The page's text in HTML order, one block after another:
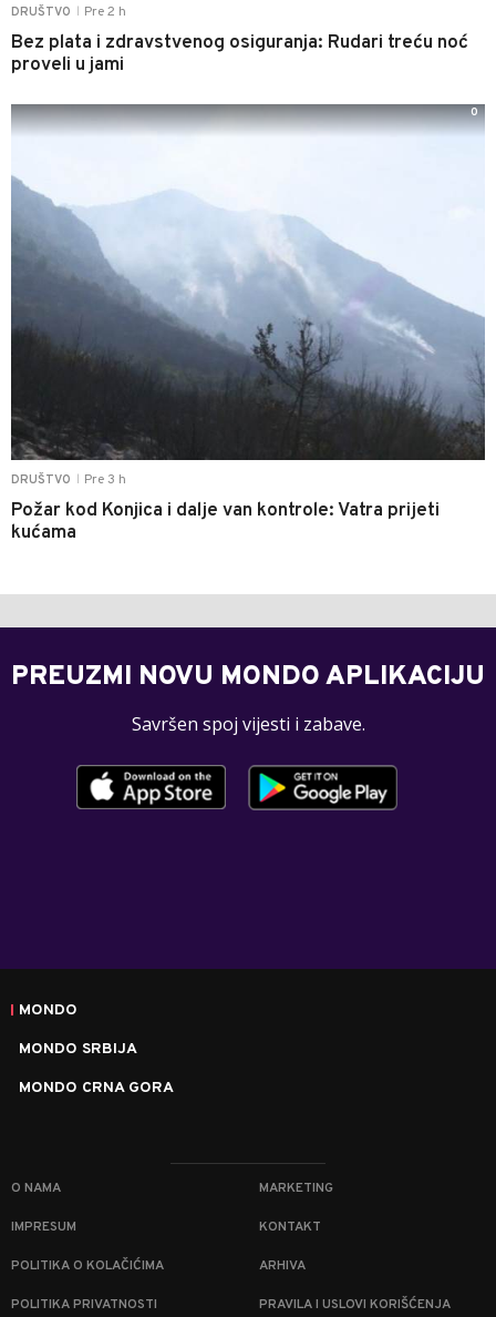
DRUŠTVO Pre 2 h
Bez plata i zdravstvenog osiguranja: Rudari treću noć
proveli u jami
DRUŠTVO Pre 3 h
Požar kod Konjica i dalje van kontrole: Vatra prijeti
kućama
0
PREUZMI NOVU MONDO APLIKACIJU
Savršen spoj vijesti i zabave.
MONDO
MONDO SRBIJA
MONDO CRNA GORA
O NAMA MARKETING
IMPRESUM KONTAKT
POLITIKA O KOLAČIĆIMA ARHIVA
POLITIKA PRIVATNOSTI PRAVILA I USLOVI KORIŠĆENJA